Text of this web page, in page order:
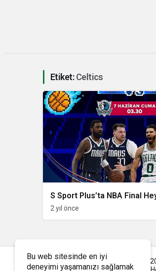
Etiket:Celtics
S Sport Plus’ta NBA Final
2 yıl önce
Bu web sitesinde en iyi
deneyimi yaşamanızı sağlamak
© Telif Hakkı www.sportrspor.com